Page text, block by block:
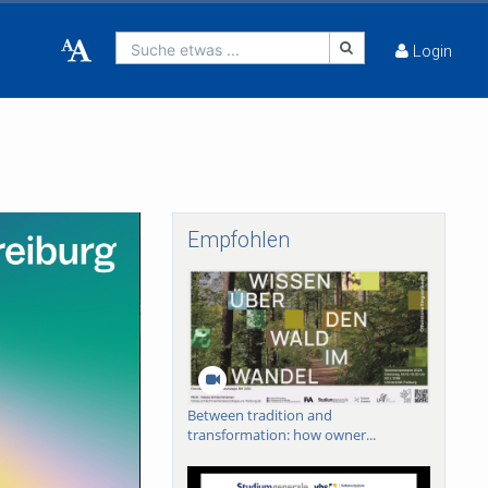
Suche etwas ... Login
Empfohlen
Between tradition and
transformation: how owner...